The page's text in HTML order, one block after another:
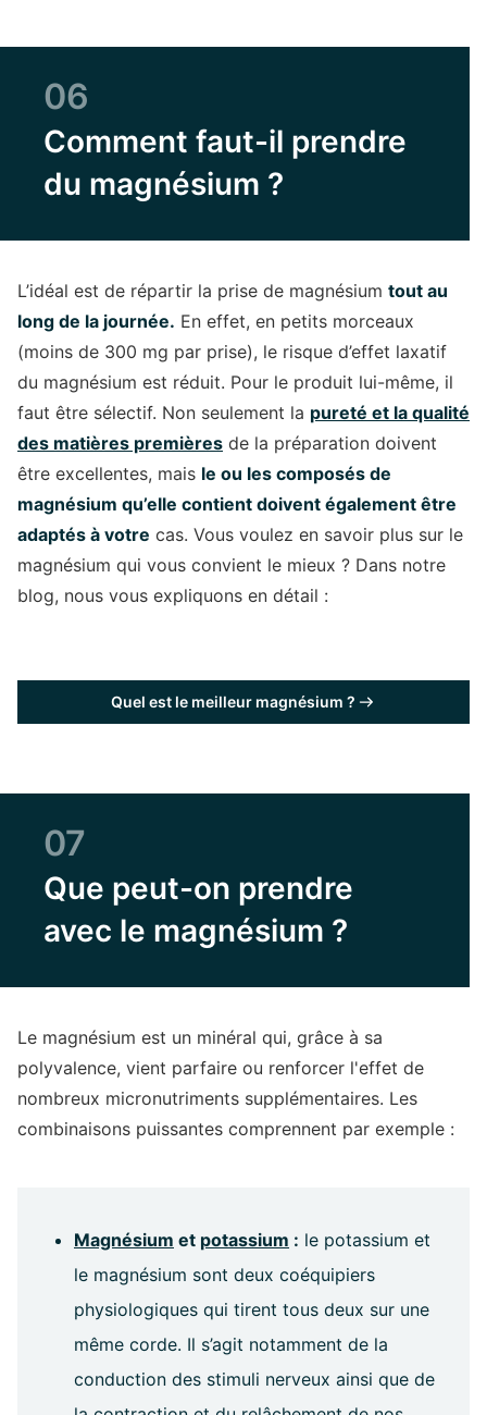
06
Comment faut-il prendre
du magnésium ?
L’idéal est de répartir la prise de magnésium tout au
long de la journée. En effet, en petits morceaux
(moins de 300 mg par prise), le risque d’effet laxatif
du magnésium est réduit. Pour le produit lui-même, il
faut être sélectif. Non seulement la pureté et la qualité
des matières premières de la préparation doivent
être excellentes, mais le ou les composés de
magnésium qu’elle contient doivent également être
adaptés à votre cas. Vous voulez en savoir plus sur le
magnésium qui vous convient le mieux ? Dans notre
blog, nous vous expliquons en détail :
Quel est le meilleur magnésium ?
07
Que peut-on prendre
avec le magnésium ?
Le magnésium est un minéral qui, grâce à sa
polyvalence, vient parfaire ou renforcer l'effet de
nombreux micronutriments supplémentaires. Les
combinaisons puissantes comprennent par exemple :
Magnésium et potassium : le potassium et
le magnésium sont deux coéquipiers
physiologiques qui tirent tous deux sur une
même corde. Il s’agit notamment de la
conduction des stimuli nerveux ainsi que de